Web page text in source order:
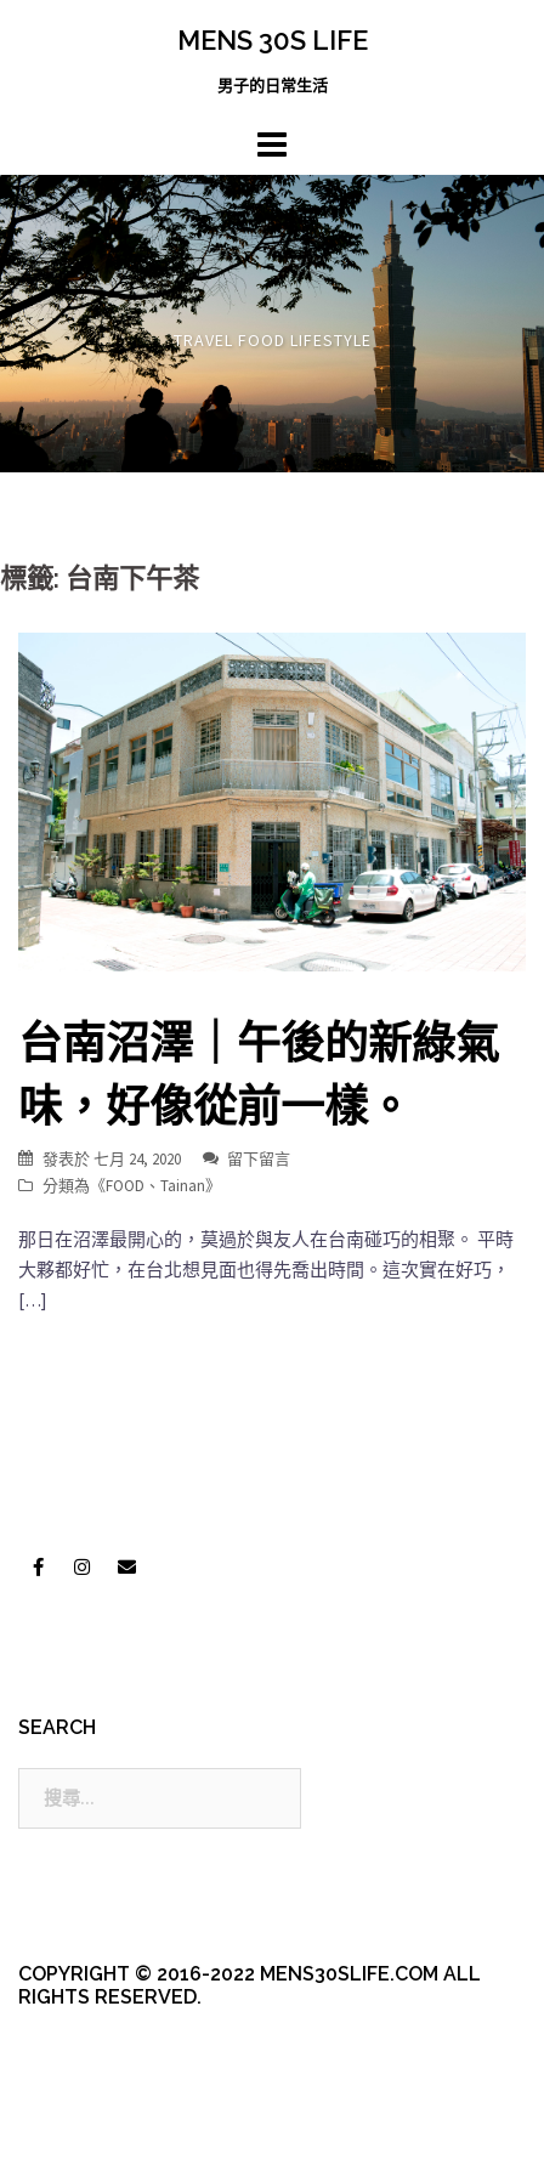
MENS 30S LIFE
男子的日常生活
TRAVEL FOOD LIFESTYLE
標籤: 台南下午茶
台南沼澤｜午後的新綠氣
味，好像從前一樣。
發表於七月 24, 2020
留下留言
分類為《FOOD 、 Tainan》
那日在沼澤最開心的，莫過於與友人在台南碰巧的相聚。 平時
大夥都好忙，在台北想見面也得先喬出時間。這次實在好巧，
[…]
SEARCH
COPYRIGHT © 2016-2022 MENS30SLIFE.COM ALL
RIGHTS RESERVED.